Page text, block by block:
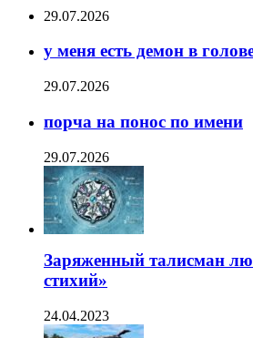
29.07.2026
у меня есть демон в
29.07.2026
порча на понос по имени
29.07.2026
Заряженный талисман
стихий»
24.04.2023